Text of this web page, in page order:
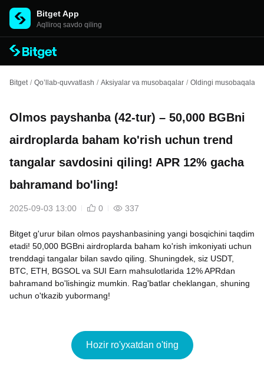
Bitget App
Aqlliroq savdo qiling
Bitget / Qo’llab-quvvatlash / Aksiyalar va musobaqalar / Oldingi musobaqalar
Olmos payshanba (42-tur) – 50,000 BGBni
airdroplarda baham ko'rish uchun trend
tangalar savdosini qiling! APR 12% gacha
bahramand bo'ling!
2025-09-03 13:00 0 337
Bitget g'urur bilan olmos payshanbasining yangi bosqichini taqdim
etadi! 50,000 BGBni airdroplarda baham ko'rish imkoniyati uchun
trenddagi tangalar bilan savdo qiling. Shuningdek, siz USDT,
BTC, ETH, BGSOL va SUI Earn mahsulotlarida 12% APRdan
bahramand bo'lishingiz mumkin. Rag'batlar cheklangan, shuning
uchun o'tkazib yubormang!
Hozir ro'yxatdan o'ting